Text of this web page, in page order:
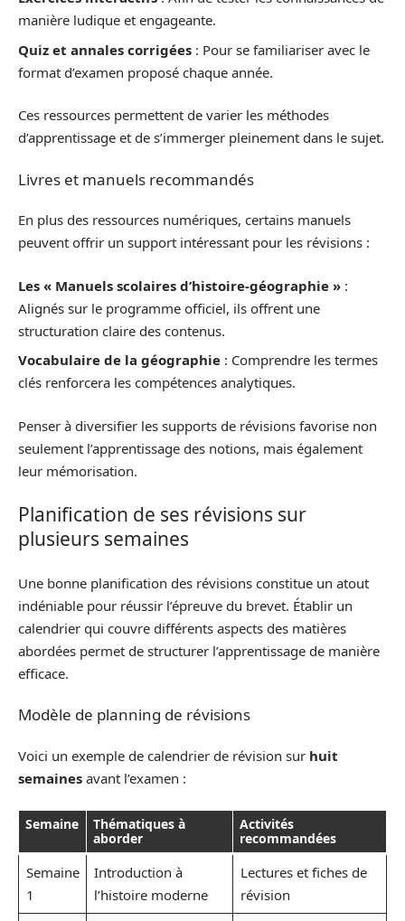
manière ludique et engageante.
Quiz et annales corrigées : Pour se familiariser avec le
format d’examen proposé chaque année.
Ces ressources permettent de varier les méthodes
d’apprentissage et de s’immerger pleinement dans le sujet.
Livres et manuels recommandés
En plus des ressources numériques, certains manuels
peuvent offrir un support intéressant pour les révisions :
Les « Manuels scolaires d’histoire-géographie » :
Alignés sur le programme officiel, ils offrent une
structuration claire des contenus.
Vocabulaire de la géographie : Comprendre les termes
clés renforcera les compétences analytiques.
Penser à diversifier les supports de révisions favorise non
seulement l’apprentissage des notions, mais également
leur mémorisation.
Planification de ses révisions sur
plusieurs semaines
Une bonne planification des révisions constitue un atout
indéniable pour réussir l’épreuve du brevet. Établir un
calendrier qui couvre différents aspects des matières
abordées permet de structurer l’apprentissage de manière
efficace.
Modèle de planning de révisions
Voici un exemple de calendrier de révision sur huit
semaines avant l’examen :
Semaine
Thématiques à
aborder
Activités
recommandées
Semaine
1
Introduction à
l’histoire moderne
Lectures et fiches de
révision